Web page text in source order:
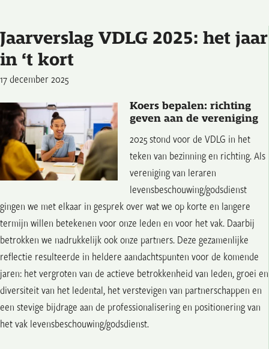
Jaarverslag VDLG 2025: het jaar
in ‘t kort
17 december 2025
Koers bepalen: richting
geven aan de vereniging
2025 stond voor de VDLG in het
teken van bezinning en richting. Als
vereniging van leraren
levensbeschouwing/godsdienst
gingen we met elkaar in gesprek over wat we op korte en langere
termijn willen betekenen voor onze leden en voor het vak. Daarbij
betrokken we nadrukkelijk ook onze partners. Deze gezamenlijke
reflectie resulteerde in heldere aandachtspunten voor de komende
jaren: het vergroten van de actieve betrokkenheid van leden, groei en
diversiteit van het ledental, het verstevigen van partnerschappen en
een stevige bijdrage aan de professionalisering en positionering van
het vak levensbeschouwing/godsdienst.